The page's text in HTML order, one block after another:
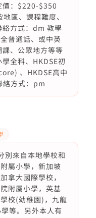
價：$220-$350
區、課程難度、
絡方式：dm 教學
普通話、或中英
、公眾地方等等
全科、HKDSE初
、HKDSE高中
絡方式：pm
別來自本地學校和
屬小學，新加坡
拿大國際學校，
附屬小學，英基
校(幼稚園)，九龍
等。另外本人有